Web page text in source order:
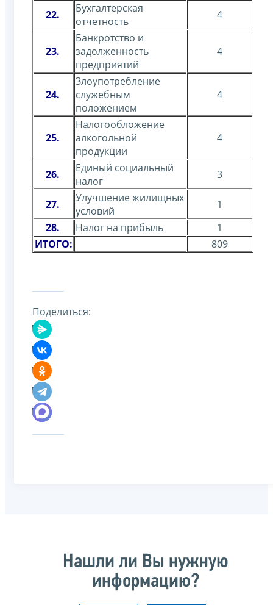
22.
Бухгалтерская
отчетность
4
23.
Банкротство и
задолженность
предприятий
4
24.
Злоупотребление
служебным
положением
4
25.
Налогообложение
алкогольной
продукции
4
26.
Единый социальный
налог
3
27.
Улучшение жилищных
условий
1
28.
Налог на прибыль
1
ИТОГО:
809
Поделиться:
Нашли ли Вы нужную
информацию?